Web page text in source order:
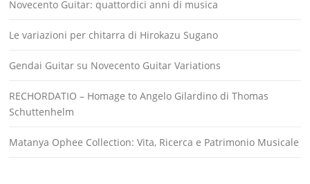
Novecento Guitar: quattordici anni di musica
Le variazioni per chitarra di Hirokazu Sugano
Gendai Guitar su Novecento Guitar Variations
RECHORDATIO – Homage to Angelo Gilardino di Thomas
Schuttenhelm
Matanya Ophee Collection: Vita, Ricerca e Patrimonio Musicale